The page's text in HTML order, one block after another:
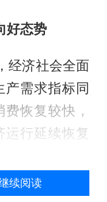
好态势
经济社会全面
需求指标同
恢复较快，
运行延续恢复
丹对第一财经
续阅读